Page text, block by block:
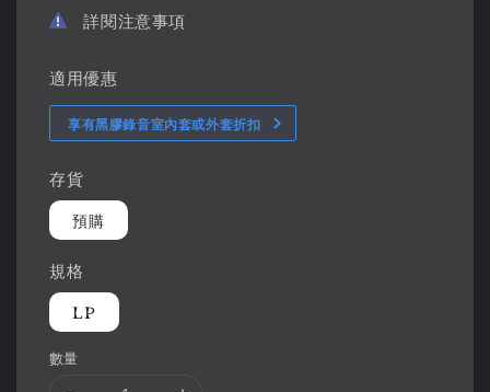
詳閱注意事項
適用優惠
享有黑膠錄音室內套或外套折扣
存貨
預購
規格
LP
數量